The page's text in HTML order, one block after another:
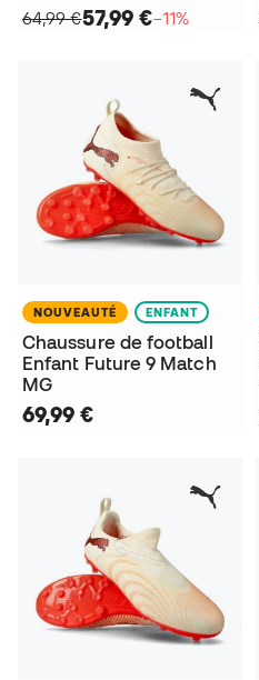
64,99 €57,99 €−11%
NOUVEAUTÉ ENFANT
Chaussure de football
Enfant Future 9 Match
MG
69,99 €